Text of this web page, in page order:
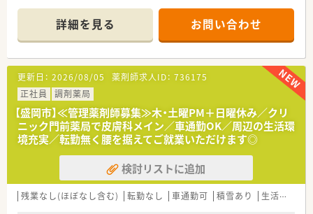
【店舗情報と応需状況について】
■厨川駅から車で5分の場所に位置しており、マイカーでの通勤
が可能なため毎日の通勤負担を軽減できます。
■内科の処方箋を中心に1日あたり約40枚応需しており、患者様
一人ひとりとじっくり向き合える環境です。
■現在は薬剤師1名と事務員2名の体制で運営しており、スタッ
フ間で協力し合いながら日々の業務に励んでいます。
【法人特徴について】
■設立から着実に店舗数を増やしている企業ですが、地域の必要
性に応じて安定的に出店する堅実な方針を持っています。
■かかりつけ薬剤師としての役割を非常に重視しており、患者様
との繋がりを大切にした店舗運営を行っております。
■住宅地に出店しているため、門前の医療機関以外からの処方箋
詳細を見る お問い合わせ
更新日： 2026/08/05 薬剤師求人ID： 736175
正社員
調剤薬局
【盛岡市】≪管理薬剤師募集≫木・土曜PM＋日曜休み／クリ
ニック門前薬局で皮膚科メイン／車通勤OK／周辺の生活環
境充実／転勤無く腰を据えてご就業いただけます◎
検討リストに追加
残業なし(ほぼなし含む) 転勤なし 車通勤可 積雪あり 生活環境充実